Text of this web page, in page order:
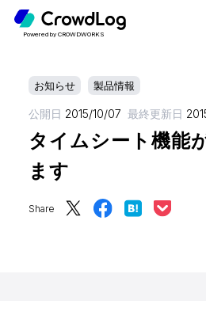
Powered by CROWDWORKS
お知らせ 製品情報
公開日 2015/10/07 最終更新日
タイムシート機能
ます
Share